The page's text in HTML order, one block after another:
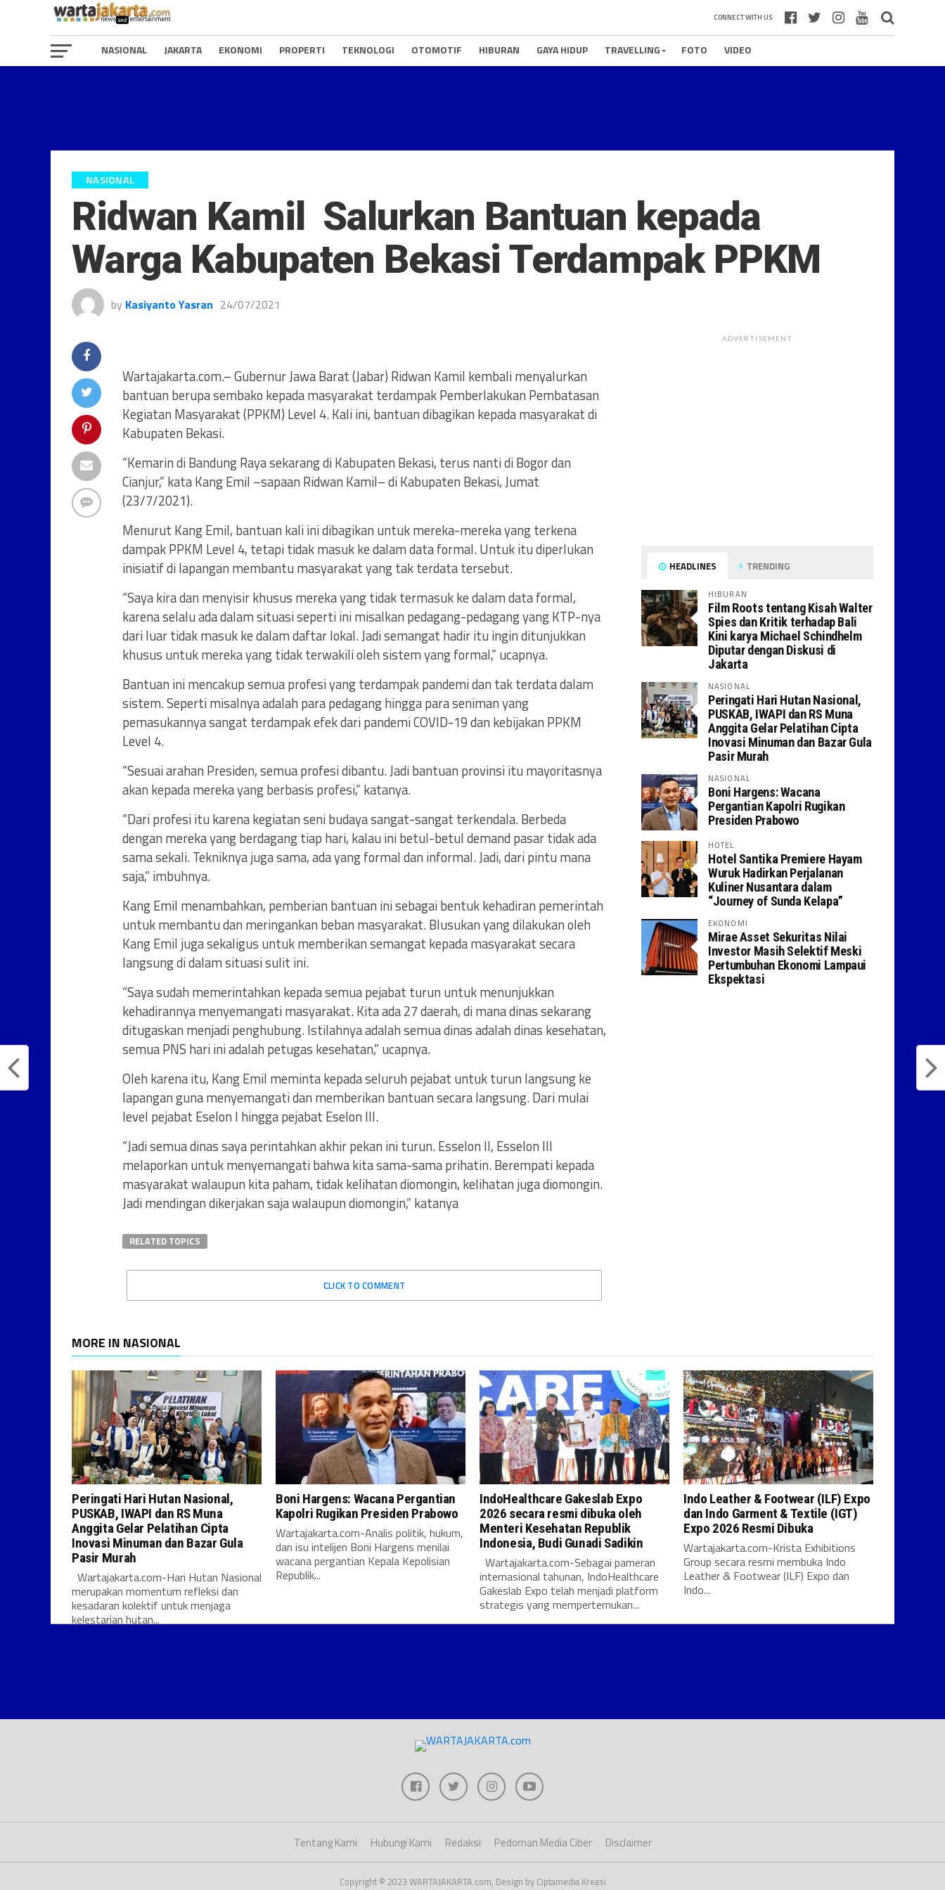
CONNECT WITH US
NASIONAL JAKARTA EKONOMI PROPERTI TEKNOLOGI OTOMOTIF HIBURAN GAYA HIDUP TRAVELLING FOTO VIDEO
NASIONAL
Ridwan Kamil Salurkan Bantuan kepada
Warga Kabupaten Bekasi Terdampak PPKM
by Kasiyanto Yasran 24/07/2021
Wartajakarta.com.– Gubernur Jawa Barat (Jabar) Ridwan Kamil kembali menyalurkan
bantuan berupa sembako kepada masyarakat terdampak Pemberlakukan Pembatasan
Kegiatan Masyarakat (PPKM) Level 4. Kali ini, bantuan dibagikan kepada masyarakat di
Kabupaten Bekasi.
“Kemarin di Bandung Raya sekarang di Kabupaten Bekasi, terus nanti di Bogor dan
Cianjur,” kata Kang Emil –sapaan Ridwan Kamil– di Kabupaten Bekasi, Jumat
(23/7/2021).
Menurut Kang Emil, bantuan kali ini dibagikan untuk mereka-mereka yang terkena
dampak PPKM Level 4, tetapi tidak masuk ke dalam data formal. Untuk itu diperlukan
inisiatif di lapangan membantu masyarakat yang tak terdata tersebut.
“Saya kira dan menyisir khusus mereka yang tidak termasuk ke dalam data formal,
karena selalu ada dalam situasi seperti ini misalkan pedagang-pedagang yang KTP-nya
dari luar tidak masuk ke dalam daftar lokal. Jadi semangat hadir itu ingin ditunjukkan
khusus untuk mereka yang tidak terwakili oleh sistem yang formal,” ucapnya.
Bantuan ini mencakup semua profesi yang terdampak pandemi dan tak terdata dalam
sistem. Seperti misalnya adalah para pedagang hingga para seniman yang
pemasukannya sangat terdampak efek dari pandemi COVID-19 dan kebijakan PPKM
Level 4.
“Sesuai arahan Presiden, semua profesi dibantu. Jadi bantuan provinsi itu mayoritasnya
akan kepada mereka yang berbasis profesi,” katanya.
“Dari profesi itu karena kegiatan seni budaya sangat-sangat terkendala. Berbeda
dengan mereka yang berdagang tiap hari, kalau ini betul-betul demand pasar tidak ada
sama sekali. Tekniknya juga sama, ada yang formal dan informal. Jadi, dari pintu mana
saja,” imbuhnya.
Kang Emil menambahkan, pemberian bantuan ini sebagai bentuk kehadiran pemerintah
untuk membantu dan meringankan beban masyarakat. Blusukan yang dilakukan oleh
Kang Emil juga sekaligus untuk memberikan semangat kepada masyarakat secara
langsung di dalam situasi sulit ini.
“Saya sudah memerintahkan kepada semua pejabat turun untuk menunjukkan
kehadirannya menyemangati masyarakat. Kita ada 27 daerah, di mana dinas sekarang
ditugaskan menjadi penghubung. Istilahnya adalah semua dinas adalah dinas kesehatan,
semua PNS hari ini adalah petugas kesehatan,” ucapnya.
Oleh karena itu, Kang Emil meminta kepada seluruh pejabat untuk turun langsung ke
lapangan guna menyemangati dan memberikan bantuan secara langsung. Dari mulai
level pejabat Eselon I hingga pejabat Eselon III.
“Jadi semua dinas saya perintahkan akhir pekan ini turun. Esselon II, Esselon III
melaporkan untuk menyemangati bahwa kita sama-sama prihatin. Berempati kepada
masyarakat walaupun kita paham, tidak kelihatan diomongin, kelihatan juga diomongin.
Jadi mendingan dikerjakan saja walaupun diomongin,” katanya
RELATED TOPICS
CLICK TO COMMENT
ADVERTISEMENT
HEADLINES TRENDING
HIBURAN
Film Roots tentang Kisah Walter
Spies dan Kritik terhadap Bali
Kini karya Michael Schindhelm
Diputar dengan Diskusi di
Jakarta
NASIONAL
Peringati Hari Hutan Nasional,
PUSKAB, IWAPI dan RS Muna
Anggita Gelar Pelatihan Cipta
Inovasi Minuman dan Bazar Gula
Pasir Murah
NASIONAL
Boni Hargens: Wacana
Pergantian Kapolri Rugikan
Presiden Prabowo
HOTEL
Hotel Santika Premiere Hayam
Wuruk Hadirkan Perjalanan
Kuliner Nusantara dalam
“Journey of Sunda Kelapa”
EKONOMI
Mirae Asset Sekuritas Nilai
Investor Masih Selektif Meski
Pertumbuhan Ekonomi Lampaui
Ekspektasi
MORE IN NASIONAL
Peringati Hari Hutan Nasional,
PUSKAB, IWAPI dan RS Muna
Anggita Gelar Pelatihan Cipta
Inovasi Minuman dan Bazar Gula
Pasir Murah
Wartajakarta.com-Hari Hutan Nasional
merupakan momentum refleksi dan
kesadaran kolektif untuk menjaga
kelestarian hutan...
Boni Hargens: Wacana Pergantian
Kapolri Rugikan Presiden Prabowo
Wartajakarta.com-Analis politik, hukum,
dan isu intelijen Boni Hargens menilai
wacana pergantian Kepala Kepolisian
Republik...
IndoHealthcare Gakeslab Expo
2026 secara resmi dibuka oleh
Menteri Kesehatan Republik
Indonesia, Budi Gunadi Sadikin
Wartajakarta.com-Sebagai pameran
internasional tahunan, IndoHealthcare
Gakeslab Expo telah menjadi platform
strategis yang mempertemukan...
Indo Leather & Footwear (ILF) Expo
dan Indo Garment & Textile (IGT)
Expo 2026 Resmi Dibuka
Wartajakarta.com-Krista Exhibitions
Group secara resmi membuka Indo
Leather & Footwear (ILF) Expo dan
Indo...
Tentang Kami Hubungi Kami Redaksi Pedoman Media Ciber Disclaimer
Copyright © 2023 WARTAJAKARTA.com, Design by Ciptamedia Kreasi